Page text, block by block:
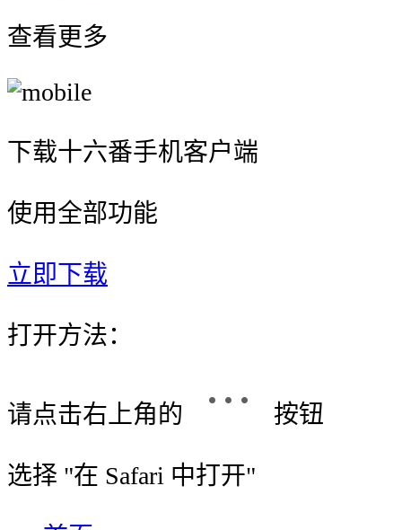
查看更多
下载十六番手机客户端
使用全部功能
立即下载
打开方法：
请点击右上角的 按钮
选择 "在 Safari 中打开"